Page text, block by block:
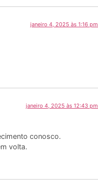
janeiro 4, 2025 às 1:16 pm
janeiro 4, 2025 às 12:43 pm
conosco.
volta.